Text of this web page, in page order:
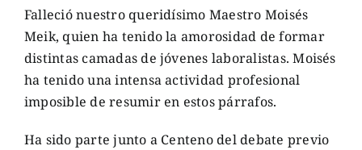
Falleció nuestro queridísimo Maestro Moisés
Meik, quien ha tenido la amorosidad de formar
distintas camadas de jóvenes laboralistas. Moisés
ha tenido una intensa actividad profesional
imposible de resumir en estos párrafos.
Ha sido parte junto a Centeno del debate previo